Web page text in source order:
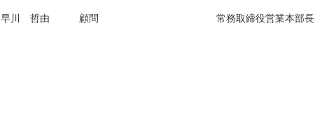
早川 哲由 顧問 常務取締役営業本部長